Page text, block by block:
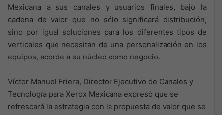
Mexicana a sus canales y usuarios finales, bajo la
cadena de valor que no sólo significará distribución,
sino por igual soluciones para los diferentes tipos de
verticales que necesitan de una personalización en los
equipos, acorde a su núcleo como negocio.
Víctor Manuel Friera, Director Ejecutivo de Canales y
Tecnología para Xerox Mexicana expresó que se
refrescará la estrategia con la propuesta de valor que se